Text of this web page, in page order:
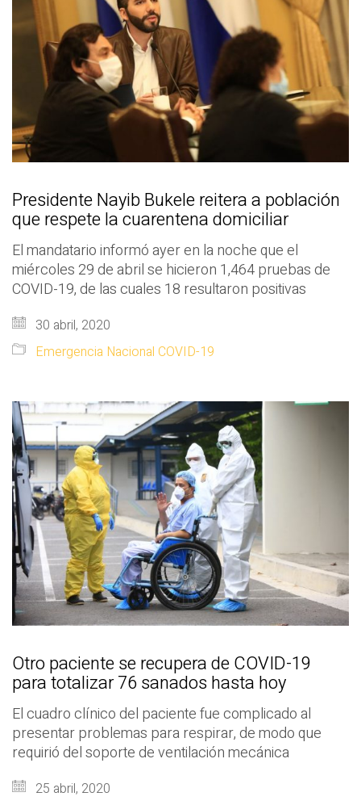
Presidente Nayib Bukele reitera a población
que respete la cuarentena domiciliar
El mandatario informó ayer en la noche que el
miércoles 29 de abril se hicieron 1,464 pruebas de
COVID-19, de las cuales 18 resultaron positivas
30 abril, 2020
Emergencia Nacional COVID-19
Otro paciente se recupera de COVID-19
para totalizar 76 sanados hasta hoy
El cuadro clínico del paciente fue complicado al
presentar problemas para respirar, de modo que
requirió del soporte de ventilación mecánica
25 abril, 2020